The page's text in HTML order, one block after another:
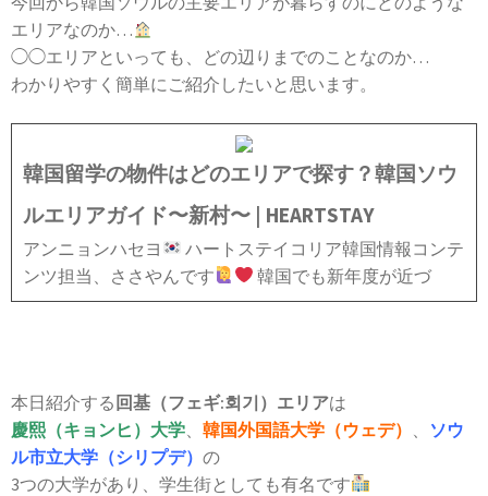
エリアなのか…
◯◯エリアといっても、どの辺りまでのことなのか…
わかりやすく簡単にご紹介したいと思います。
韓国留学の物件はどのエリアで探す？韓国ソウ
ルエリアガイド〜新村〜 | HEARTSTAY
アンニョンハセヨ
ハートステイコリア韓国情報コンテ
ンツ担当、ささやんです
韓国でも新年度が近づ
本日紹介する回基（フェギ:회기）エリアは
慶熙（キョンヒ）大学
韓国外国語大学（ウェデ）
ソウ
ル市立大学（シリプデ） の
3つの大学があり、学生街としても有名です